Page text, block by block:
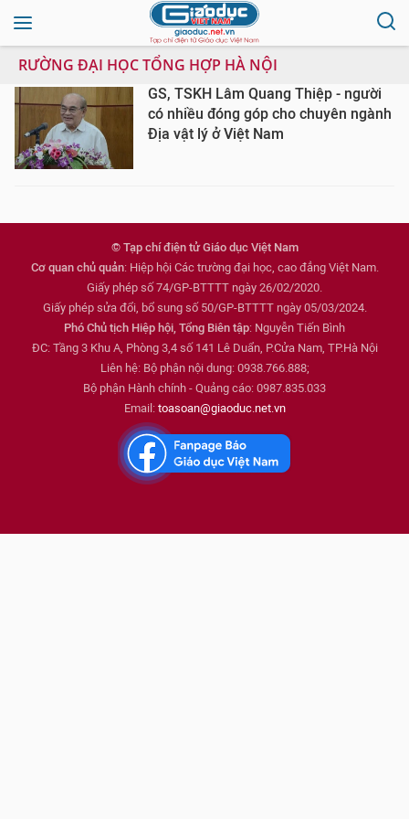
RƯỜNG ĐẠI HỌC TỔNG HỢP HÀ NỘI
GS, TSKH Lâm Quang Thiệp - người
có nhiều đóng góp cho chuyên ngành
Địa vật lý ở Việt Nam
© Tạp chí điện tử Giáo dục Việt Nam
Cơ quan chủ quản: Hiệp hội Các trường đại học, cao đẳng Việt Nam.
Giấy phép số 74/GP-BTTTT ngày 26/02/2020.
Giấy phép sửa đổi, bổ sung số 50/GP-BTTTT ngày 05/03/2024.
Phó Chủ tịch Hiệp hội, Tổng Biên tập: Nguyễn Tiến Bình
ĐC: Tầng 3 Khu A, Phòng 3,4 số 141 Lê Duẩn, P.Cửa Nam, TP.Hà Nội
Liên hệ: Bộ phận nội dung: 0938.766.888;
Bộ phận Hành chính - Quảng cáo: 0987.835.033
Email: toasoan@giaoduc.net.vn